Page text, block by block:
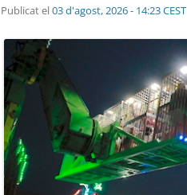
Publicat el03 d'agost, 2026 - 14:23 CEST